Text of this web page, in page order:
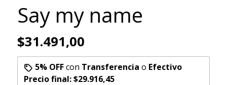
Say my name
$31.491,00
5% OFFcon Transferencia o Efectivo
Precio final:$29.916,45